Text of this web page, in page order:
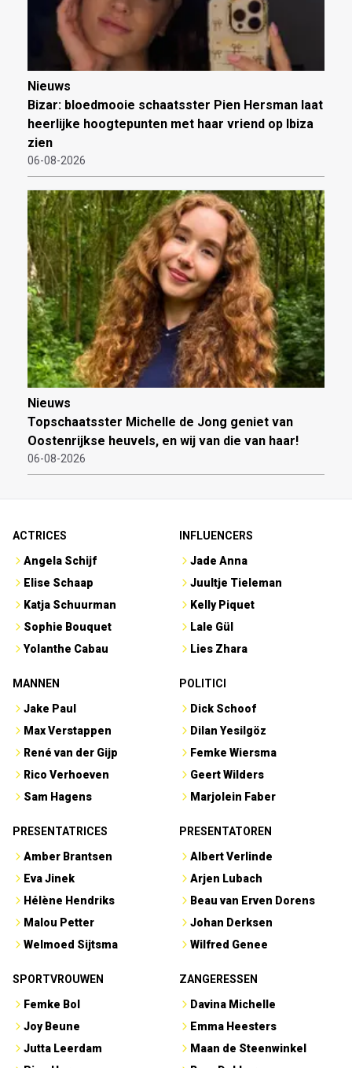
Nieuws
Bizar: bloedmooie schaatsster Pien Hersman laat
heerlijke hoogtepunten met haar vriend op Ibiza
zien
06-08-2026
Nieuws
Topschaatsster Michelle de Jong geniet van
Oostenrijkse heuvels, en wij van die van haar!
06-08-2026
ACTRICES
Angela Schijf
Elise Schaap
Katja Schuurman
Sophie Bouquet
Yolanthe Cabau
INFLUENCERS
Jade Anna
Juultje Tieleman
Kelly Piquet
Lale Gül
Lies Zhara
MANNEN
Jake Paul
Max Verstappen
René van der Gijp
Rico Verhoeven
Sam Hagens
POLITICI
Dick Schoof
Dilan Yesilgöz
Femke Wiersma
Geert Wilders
Marjolein Faber
PRESENTATRICES
Amber Brantsen
Eva Jinek
Hélène Hendriks
Malou Petter
Welmoed Sijtsma
PRESENTATOREN
Albert Verlinde
Arjen Lubach
Beau van Erven Dorens
Johan Derksen
Wilfred Genee
SPORTVROUWEN
Femke Bol
Joy Beune
Jutta Leerdam
ZANGERESSEN
Davina Michelle
Emma Heesters
Maan de Steenwinkel